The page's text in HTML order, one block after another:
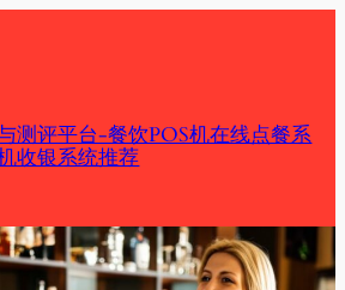
测评平台-餐饮POS机在线点餐系
收银系统推荐